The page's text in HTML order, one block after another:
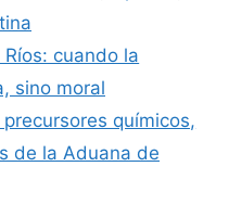
cuando la
sino moral
químicos,
de la Aduana de